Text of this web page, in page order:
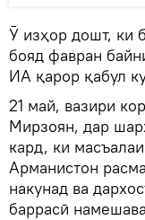
Ӯ изҳор дошт, ки
бояд фавран
ИА қарор қабул
21 май, вазири
Мирзоян, дар
кард, ки
Арманистон
накунад ва
баррасӣ